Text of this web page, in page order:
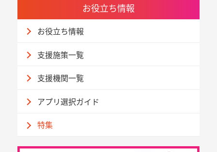
お役立ち情報
お役立ち情報
支援施策一覧
支援機関一覧
アプリ選択ガイド
特集